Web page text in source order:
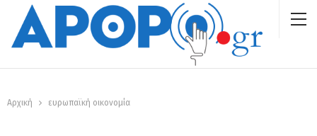
Αρχική ευρωπαϊκή οικονομία